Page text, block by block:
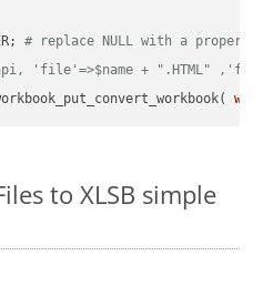
# replace NULL with a proper
'file'=>$name + ".HTML"
to XLSB simple